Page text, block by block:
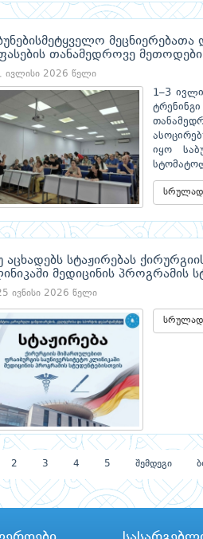
თანამედროვე
ივლისი 2026 წელი
1–3
იყო
სრულად
აცხადებს სტაჟირებას
მედიცინის პროგრამის
ივნისი 2026 წელი
სრულად
2 3 4 5 შემდეგი